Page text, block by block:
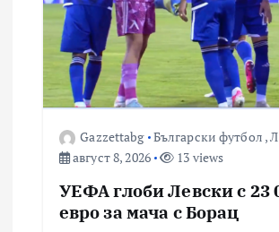
Gazzettabg Български футбол ,
август 8, 2026
13 views
УЕФА глоби Левски с 23
евро за мача с Борац